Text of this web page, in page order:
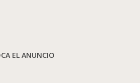
EL ANUNCIO